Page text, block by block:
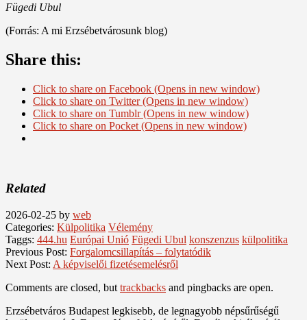
Fügedi Ubul
(Forrás: A mi Erzsébetvárosunk blog)
Share this:
Click to share on Facebook (Opens in new window)
Click to share on Twitter (Opens in new window)
Click to share on Tumblr (Opens in new window)
Click to share on Pocket (Opens in new window)
Related
2026-02-25 by web
Categories: Külpolitika Vélemény
Taggs: 444.hu Európai Unió Fügedi Ubul konszenzus külpolitika
Previous Post: Forgalomcsillapítás – folytatódik
Next Post: A képviselői fizetésemelésről
Comments are closed, but trackbacks and pingbacks are open.
Erzsébetváros Budapest legkisebb, de legnagyobb népsűrűségű